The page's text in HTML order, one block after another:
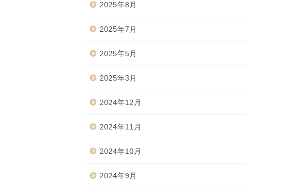
2025年8月
2025年7月
2025年5月
2025年3月
2024年12月
2024年11月
2024年10月
2024年9月